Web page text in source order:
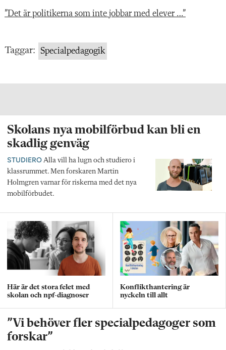
”Det är politikerna som inte jobbar med elever …”
Taggar: Specialpedagogik
Skolans nya mobilförbud kan bli en
skadlig genväg
STUDIERO Alla vill ha lugn och studiero i
klassrummet. Men forskaren Martin
Holmgren varnar för riskerna med det nya
mobilförbudet.
Här är det stora felet med
skolan och npf-diagnoser
Konflikthantering är
nyckeln till allt
”Vi behöver fler specialpedagoger som
forskar”